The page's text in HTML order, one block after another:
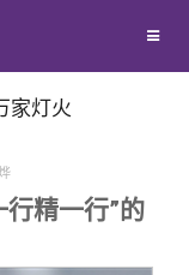
家灯火
精一行”的